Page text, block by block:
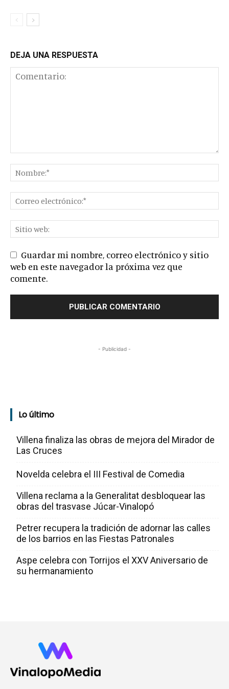
DEJA UNA RESPUESTA
Guardar mi nombre, correo electrónico y sitio
web en este navegador la próxima vez que
comente.
- Publicidad -
Lo último
Villena finaliza las obras de mejora del Mirador de
Las Cruces
Novelda celebra el III Festival de Comedia
Villena reclama a la Generalitat desbloquear las
obras del trasvase Júcar-Vinalopó
Petrer recupera la tradición de adornar las calles
de los barrios en las Fiestas Patronales
Aspe celebra con Torrijos el XXV Aniversario de
su hermanamiento